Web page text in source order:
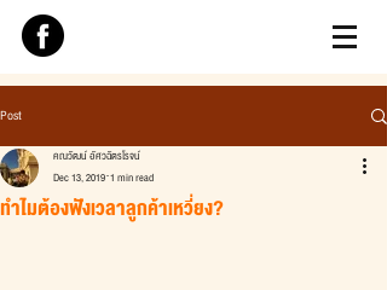
Post
ทำไมต้องฟังเวลาลูกค้าเหวี่ยง?
คณวัฒน์ อัศวฉัตรโรจน์
Dec 13, 2019 1 min read